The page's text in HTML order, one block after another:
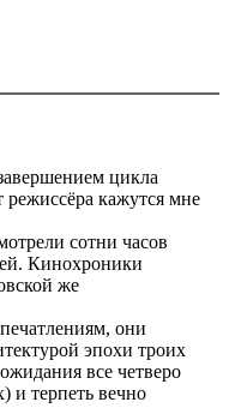
цикла
режиссёра кажутся мне
сотни часов
Кинохроники
же
они
эпохи троих
все четверо
и терпеть вечно